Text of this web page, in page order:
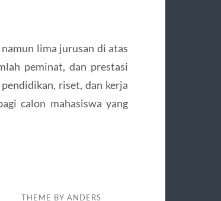
lima jurusan di atas
peminat, dan prestasi
riset, dan kerja
calon mahasiswa yang
THEME BYANDERS